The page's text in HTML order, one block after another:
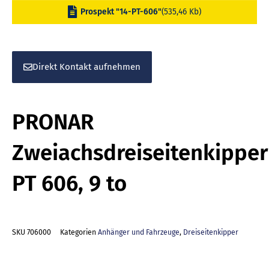
Prospekt "14-PT-606"(535,46 Kb)
Direkt Kontakt aufnehmen
PRONAR
Zweiachsdreiseitenkipper
PT 606, 9 to
SKU 706000 Kategorien Anhänger und Fahrzeuge, Dreiseitenkipper